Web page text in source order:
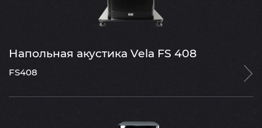
Напольная акустика Vela FS 408
FS408